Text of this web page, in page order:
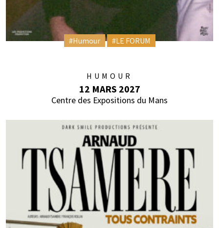
#Humour #LE FORUM
HUMOUR
12 MARS 2027
Centre des Expositions du Mans